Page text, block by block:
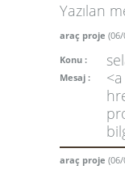
Yazılan
araç proje
Konu :
Mesaj :
<a
araç proje